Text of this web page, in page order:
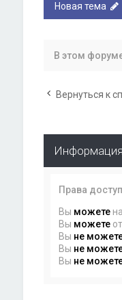
Новая тема
В этом
Вернуться к
Информация
Права
Вы можете
Вы можете
Вы не
Вы не
Вы не